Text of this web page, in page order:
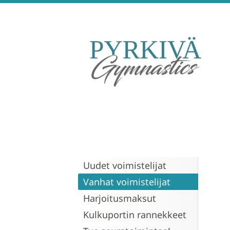
Pyrkivä Gymnastics
Uudet voimistelijat
Vanhat voimistelijat
Harjoitusmaksut
Kulkuportin rannekkeet